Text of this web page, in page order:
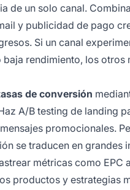
de un solo canal.
y publicidad de pago
Si un canal
rendimiento, los otros
de conversión
A/B testing de landing
promocionales.
se traducen en grandes
métricas como EPC
productos y estrategias